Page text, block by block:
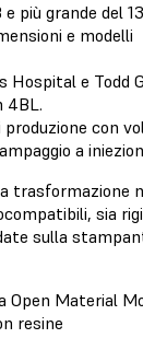
più grande del
e modelli
Hospital e Todd
4BL.
con
a
trasformazione
sia
sulla
Open Material
resine